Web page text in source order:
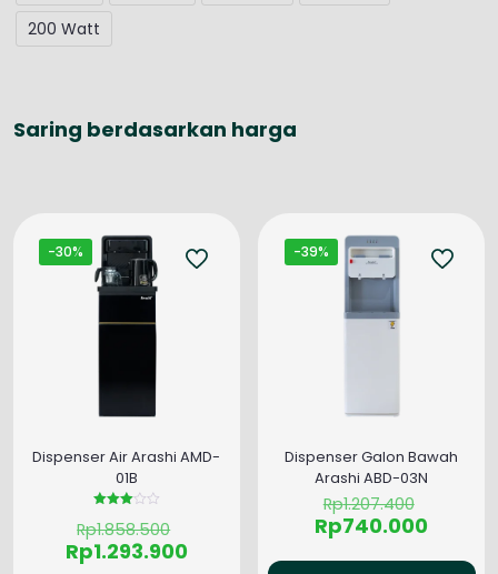
200 Watt
Saring berdasarkan harga
-30%
Dispenser Air Arashi AMD-
01B
3.00
Rp1.858.500
aslinya
Rp1.293.900Harga
-39%
Dispenser Galon Bawah
Arashi ABD-03N
Rp1.207.400
aslinya
Rp740.000Harga
ini